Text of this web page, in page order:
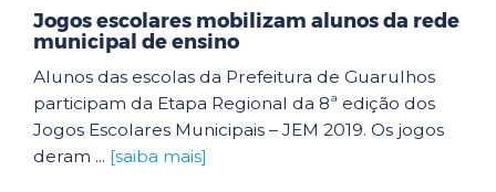
Jogos escolares mobilizam alunos da rede
municipal de ensino
Alunos das escolas da Prefeitura de Guarulhos
participam da Etapa Regional da 8ª edição dos
Jogos Escolares Municipais – JEM 2019. Os jogos
deram ... [saiba mais]